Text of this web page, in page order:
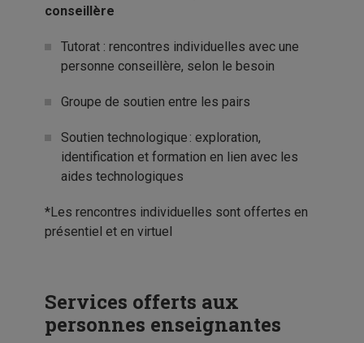
conseillère
Tutorat : rencontres individuelles avec une
personne conseillère, selon le besoin
Groupe de soutien entre les pairs
Soutien technologique : exploration,
identification et formation en lien avec les
aides technologiques
*Les rencontres individuelles sont offertes en
présentiel et en virtuel
Services offerts aux
personnes enseignantes